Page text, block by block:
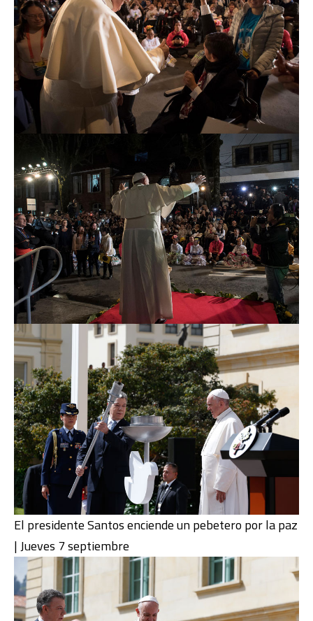
El presidente Santos enciende un pebetero por la paz
| Jueves 7 septiembre